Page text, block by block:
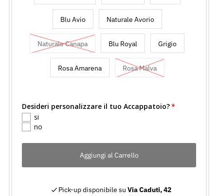
Blu Avio Naturale Avorio
Naturale Canapa Blu Royal Grigio
Rosa Amarena Rosa Malva
Desideri personalizzare il tuo Accappatoio?
si
no
Pick-up disponibile suVia Caduti, 42